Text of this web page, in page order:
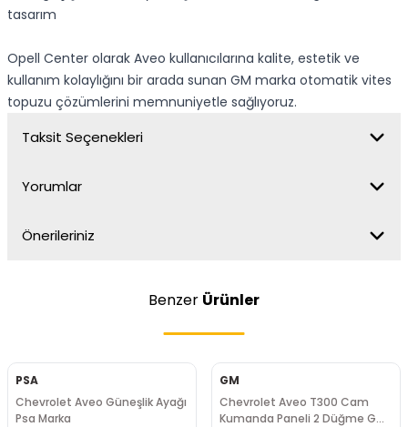
tasarım
Opell Center olarak Aveo kullanıcılarına kalite, estetik ve
kullanım kolaylığını bir arada sunan GM marka otomatik vites
topuzu çözümlerini memnuniyetle sağlıyoruz.
Taksit Seçenekleri
Yorumlar
Önerileriniz
Benzer Ürünler
PSA
Chevrolet Aveo Güneşlik Ayağı
Psa Marka
GM
Chevrolet Aveo T300 Cam
Kumanda Paneli 2 Düğme Gm